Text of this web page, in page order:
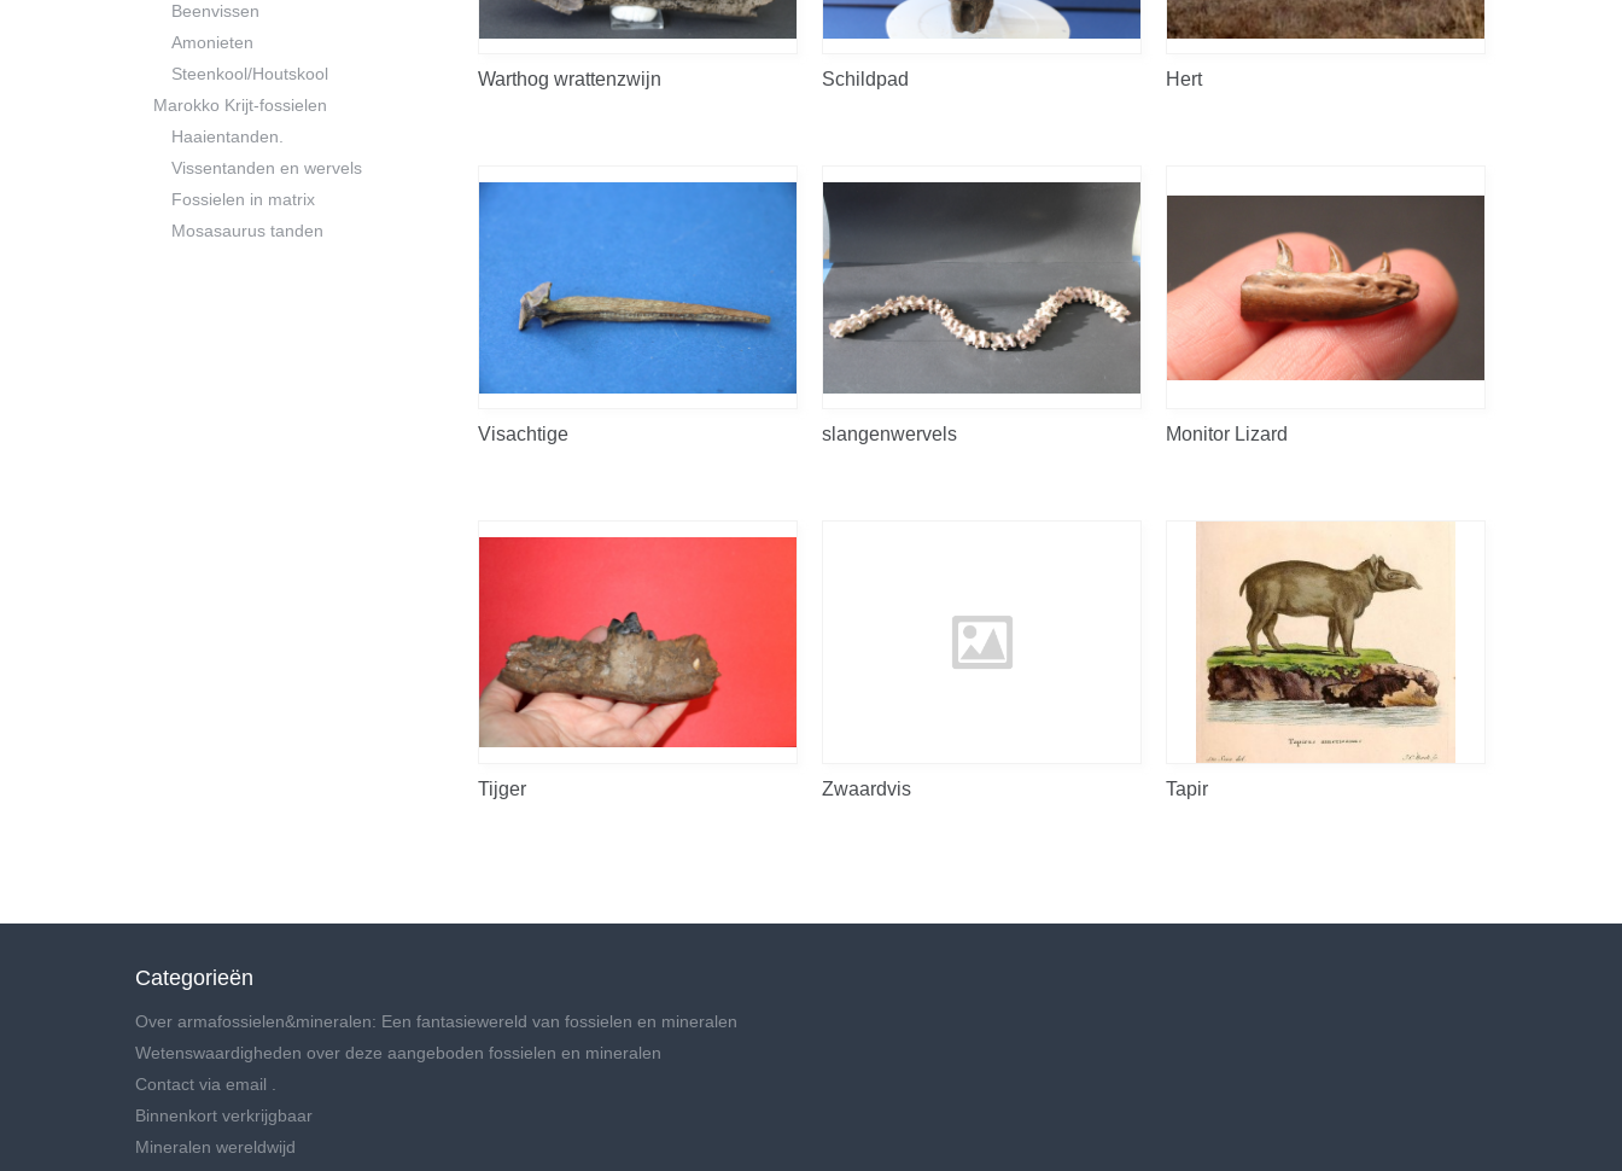
Beenvissen
Amonieten
Steenkool/Houtskool
Marokko Krijt-fossielen
Haaientanden.
Vissentanden en wervels
Fossielen in matrix
Mosasaurus tanden
Warthog wrattenzwijn Schildpad Hert
Visachtige slangenwervels Monitor Lizard
Tijger Zwaardvis Tapir
Categorieën
Over armafossielen&mineralen: Een fantasiewereld van fossielen en mineralen
Wetenswaardigheden over deze aangeboden fossielen en mineralen
Contact via email .
Binnenkort verkrijgbaar
Mineralen wereldwijd